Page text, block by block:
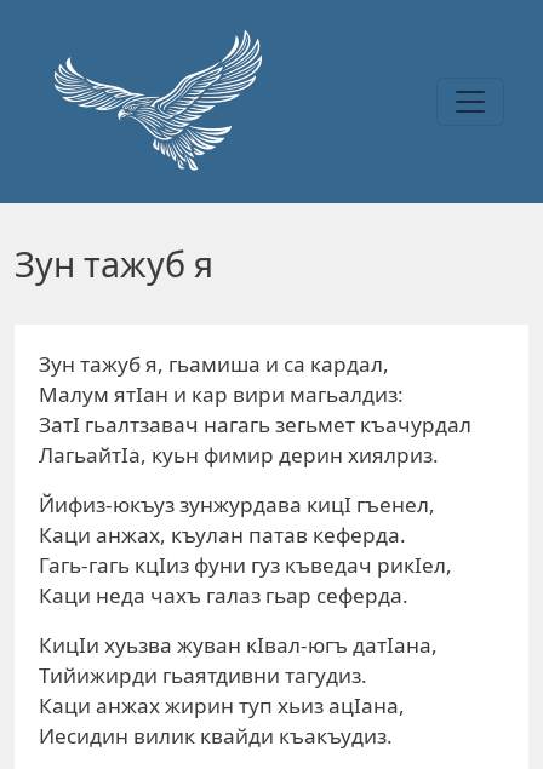
Зун тажуб я
Зун тажуб я, гьамиша и са кардал,
Малум ятIан и кар вири магьалдиз:
ЗатI гьалтзавач нагагь зегьмет къачурдал
ЛагьайтIа, куьн фимир дерин хиялриз.
Йифиз-юкъуз зунжурдава кицI гъенел,
Каци анжах, къулан патав кеферда.
Гагь-гагь кцIиз фуни гуз къведач рикIел,
Каци неда чахъ галаз гьар сеферда.
КицIи хуьзва жуван кIвал-югъ датIана,
Тийижирди гьаятдивни тагудиз.
Каци анжах жирин туп хьиз ацIана,
Иесидин вилик квайди къакъудиз.